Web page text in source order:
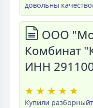
довольны
ООО
Комбинат
ИНН
★ ★ ★ ★ ★
Купили